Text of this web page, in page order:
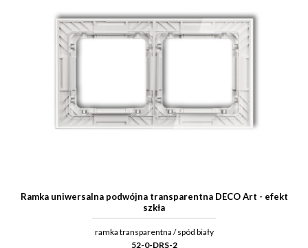
Ramka uniwersalna podwójna transparentna DECO Art - efekt
szkła
ramka transparentna / spód biały
52-0-DRS-2